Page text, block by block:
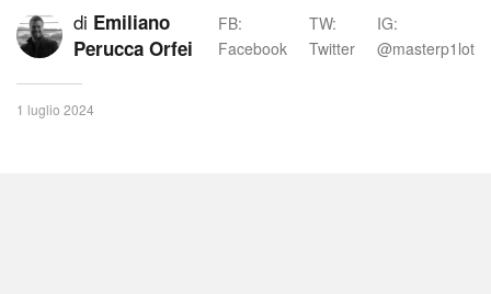
di Emiliano
Perucca Orfei
FB:
Facebook
TW:
Twitter
IG:
@masterp1lot
1 luglio 2024